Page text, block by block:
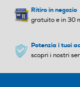
Ritiro in negozio
gratuito e in 30
Potenzia i tuoi
scopri i nostri